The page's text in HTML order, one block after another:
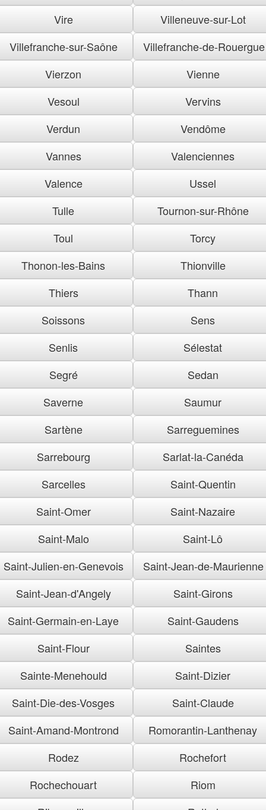
Vire
Villeneuve-sur-Lot
Villefranche-sur-Saône
Villefranche-de-Rouergue
Vierzon
Vienne
Vesoul
Vervins
Verdun
Vendôme
Vannes
Valenciennes
Valence
Ussel
Tulle
Tournon-sur-Rhône
Toul
Torcy
Thonon-les-Bains
Thionville
Thiers
Thann
Soissons
Sens
Senlis
Sélestat
Segré
Sedan
Saverne
Saumur
Sartène
Sarreguemines
Sarrebourg
Sarlat-la-Canéda
Sarcelles
Saint-Quentin
Saint-Omer
Saint-Nazaire
Saint-Malo
Saint-Lô
Saint-Julien-en-Genevois
Saint-Jean-de-Maurienne
Saint-Jean-d'Angely
Saint-Girons
Saint-Germain-en-Laye
Saint-Gaudens
Saint-Flour
Saintes
Sainte-Menehould
Saint-Dizier
Saint-Die-des-Vosges
Saint-Claude
Saint-Amand-Montrond
Romorantin-Lanthenay
Rodez
Rochefort
Rochechouart
Riom